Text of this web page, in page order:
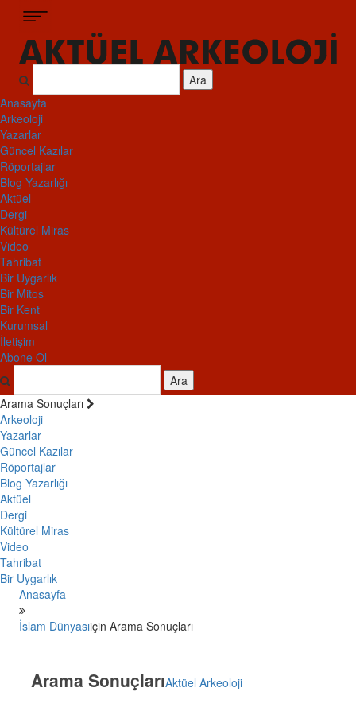
Ara
Anasayfa
Arkeoloji
Yazarlar
Güncel Kazılar
Röportajlar
Blog Yazarlığı
Aktüel
Dergi
Kültürel Miras
Video
Tahribat
Bir Uygarlık
Bir Mitos
Bir Kent
Kurumsal
İletişim
Abone Ol
Ara
Arama Sonuçları
Arkeoloji
Yazarlar
Güncel Kazılar
Röportajlar
Blog Yazarlığı
Aktüel
Dergi
Kültürel Miras
Video
Tahribat
Bir Uygarlık
Anasayfa
İslam Dünyasıiçin Arama Sonuçları
Arama SonuçlarıAktüel Arkeoloji